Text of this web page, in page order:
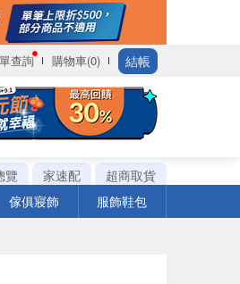
查詢 購物車(0) 結帳
覽 家速配
超商取貨
傢俱寢飾 服飾鞋包